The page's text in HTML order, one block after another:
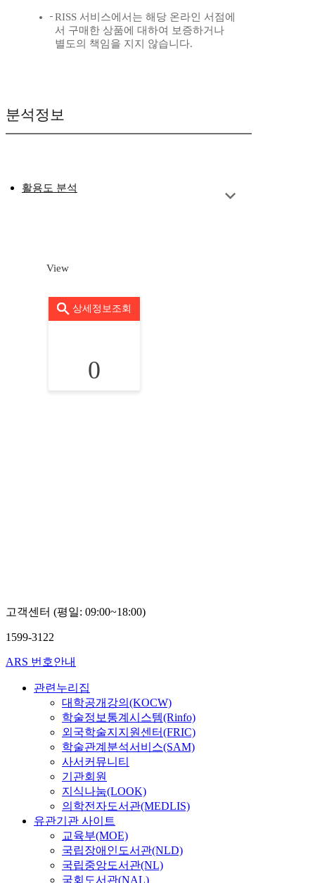
RISS 서비스에서는 해당 온라인 서점에
서 구매한 상품에 대하여 보증하거나
별도의 책임을 지지 않습니다.
분석정보
활용도 분석
View
상세정보조회
0
고객센터 (평일: 09:00~18:00)
1599-3122
ARS 번호안내
관련누리집
대학공개강의(KOCW)
학술정보통계시스템(Rinfo)
외국학술지지원센터(FRIC)
학술관계분석서비스(SAM)
사서커뮤니티
기관회원
지식나눔(LOOK)
의학전자도서관(MEDLIS)
유관기관 사이트
교육부(MOE)
국립장애인도서관(NLD)
국립중앙도서관(NL)
국회도서관(NAL)